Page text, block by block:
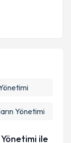
belirtilen
Yönetimi
ile